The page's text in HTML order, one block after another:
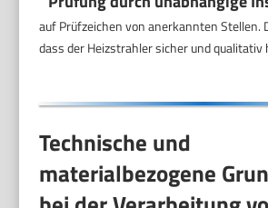
auf Prüfzeichen von anerkannten Stellen.
dass der Heizstrahler sicher und
Technische und
materialbezogene